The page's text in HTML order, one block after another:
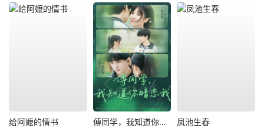
给阿嬷的情书 傅同学，我知道你暗恋我 凤池生春